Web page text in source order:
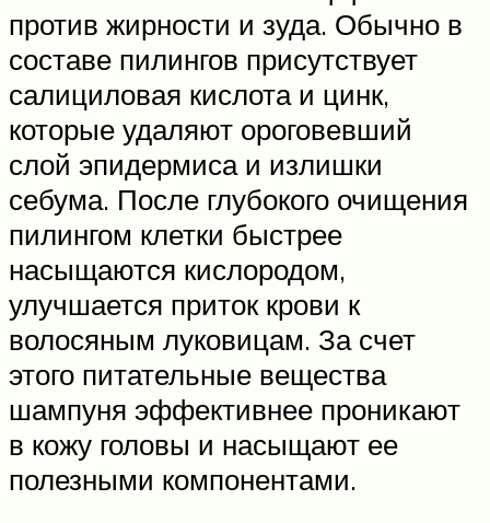
против жирности и зуда. Обычно в
составе пилингов присутствует
салициловая кислота и цинк,
которые удаляют ороговевший
слой эпидермиса и излишки
себума. После глубокого очищения
пилингом клетки быстрее
насыщаются кислородом,
улучшается приток крови к
волосяным луковицам. За счет
этого питательные вещества
шампуня эффективнее проникают
в кожу головы и насыщают ее
полезными компонентами.